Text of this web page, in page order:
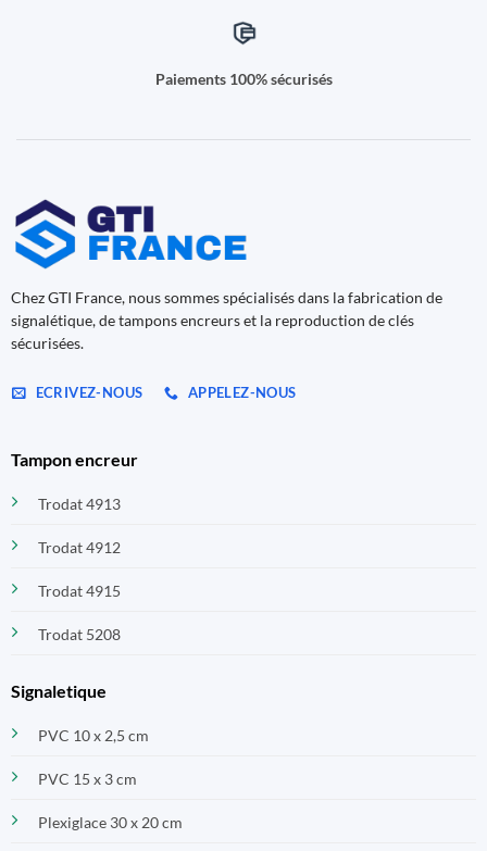
Paiements 100% sécurisés
Chez GTI France, nous sommes spécialisés dans la fabrication de
signalétique, de tampons encreurs et la reproduction de clés
sécurisées.
ECRIVEZ-NOUS APPELEZ-NOUS
Tampon encreur
Trodat 4913
Trodat 4912
Trodat 4915
Trodat 5208
Signaletique
PVC 10 x 2,5 cm
PVC 15 x 3 cm
Plexiglace 30 x 20 cm